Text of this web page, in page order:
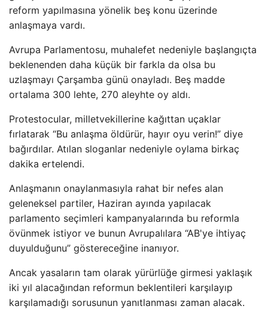
reform yapılmasına yönelik beş konu üzerinde
anlaşmaya vardı.
Avrupa Parlamentosu, muhalefet nedeniyle başlangıçta
beklenenden daha küçük bir farkla da olsa bu
uzlaşmayı Çarşamba günü onayladı. Beş madde
ortalama 300 lehte, 270 aleyhte oy aldı.
Protestocular, milletvekillerine kağıttan uçaklar
fırlatarak “Bu anlaşma öldürür, hayır oyu verin!” diye
bağırdılar. Atılan sloganlar nedeniyle oylama birkaç
dakika ertelendi.
Anlaşmanın onaylanmasıyla rahat bir nefes alan
geleneksel partiler, Haziran ayında yapılacak
parlamento seçimleri kampanyalarında bu reformla
övünmek istiyor ve bunun Avrupalılara “AB'ye ihtiyaç
duyulduğunu” göstereceğine inanıyor.
Ancak yasaların tam olarak yürürlüğe girmesi yaklaşık
iki yıl alacağından reformun beklentileri karşılayıp
karşılamadığı sorusunun yanıtlanması zaman alacak.